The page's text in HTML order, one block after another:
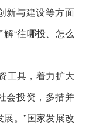
新与建设等方面
“往哪投、怎么
工具，着力扩大
会投资，多措并
。”国家发展改